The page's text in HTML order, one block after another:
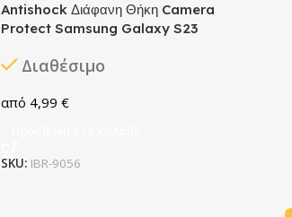
Antishock Διάφανη Θήκη Camera
Protect Samsung Galaxy S23
Διαθέσιμο
4,99 €
SKU: IBR-9056